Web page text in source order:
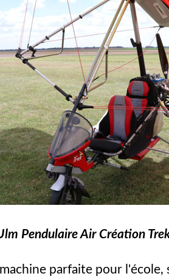
Pendulaire Air Création
parfaite pour l'école,